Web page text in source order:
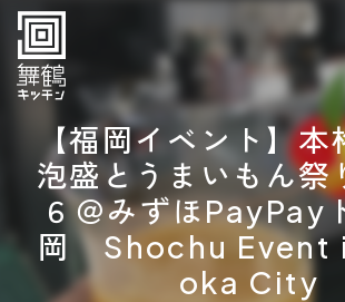
【福岡イベント】本
泡盛とうまいもん祭
６＠みずほPayPay
岡 Shochu Event
oka City